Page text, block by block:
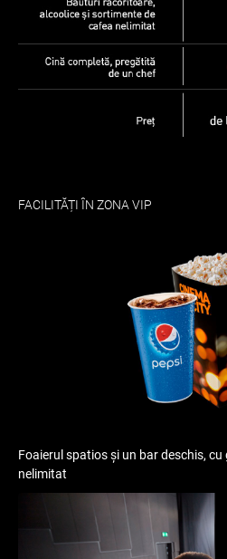
FACILITĂȚI ÎN ZONA VIP
Foaierul spatios și un bar deschis,
nelimitat